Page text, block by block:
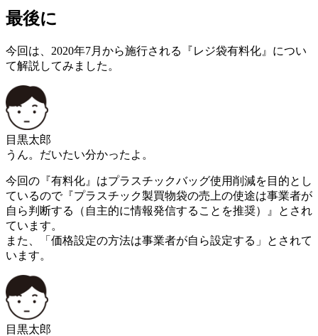
最後に
今回は、2020年7月から施行される『レジ袋有料化』につい
て解説してみました。
目黒太郎
うん。だいたい分かったよ。
今回の『有料化』はプラスチックバッグ使用削減を目的とし
ているので『プラスチック製買物袋の売上の使途は事業者が
自ら判断する（自主的に情報発信することを推奨）』とされ
ています。
また、「価格設定の方法は事業者が自ら設定する」とされて
います。
目黒太郎